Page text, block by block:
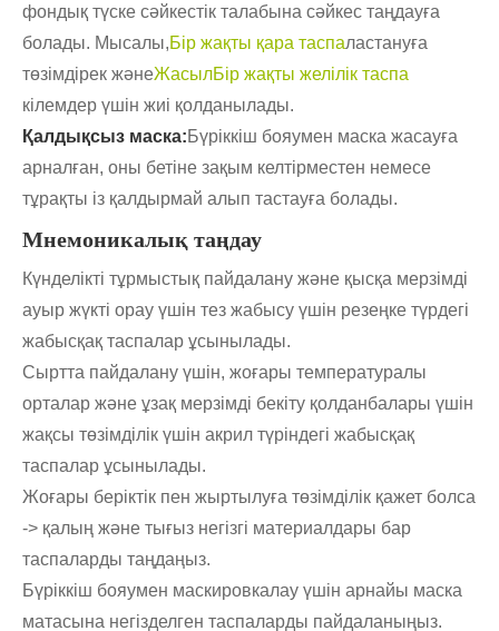
фондық түске сәйкестік талабына сәйкес таңдауға
болады. Мысалы,Бір жақты қара таспаластануға
төзімдірек жәнеЖасылБір жақты желілік таспа
кілемдер үшін жиі қолданылады.
Қалдықсыз маска:Бүріккіш бояумен маска жасауға
арналған, оны бетіне зақым келтірместен немесе
тұрақты із қалдырмай алып тастауға болады.
Мнемоникалық таңдау
Күнделікті тұрмыстық пайдалану және қысқа мерзімді
ауыр жүкті орау үшін тез жабысу үшін резеңке түрдегі
жабысқақ таспалар ұсынылады.
Сыртта пайдалану үшін, жоғары температуралы
орталар және ұзақ мерзімді бекіту қолданбалары үшін
жақсы төзімділік үшін акрил түріндегі жабысқақ
таспалар ұсынылады.
Жоғары беріктік пен жыртылуға төзімділік қажет болса
-> қалың және тығыз негізгі материалдары бар
таспаларды таңдаңыз.
Бүріккіш бояумен маскировкалау үшін арнайы маска
матасына негізделген таспаларды пайдаланыңыз.